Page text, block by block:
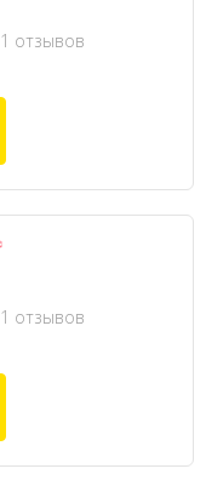
1 отзывов
1 отзывов